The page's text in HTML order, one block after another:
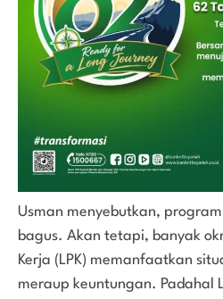
Usman menyebutkan,
bagus. Akan tetapi, banyak
Kerja (LPK) memanfaatkan
meraup keuntungan. Padahal